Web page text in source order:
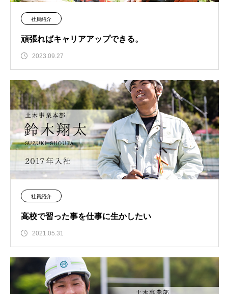
社員紹介
頑張ればキャリアアップできる。
2023.09.27
社員紹介
高校で習った事を仕事に生かしたい
2021.05.31